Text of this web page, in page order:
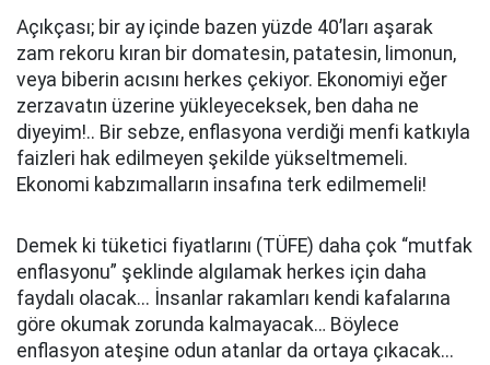
Açıkçası; bir ay içinde bazen yüzde 40’ları aşarak
zam rekoru kıran bir domatesin, patatesin, limonun,
veya biberin acısını herkes çekiyor. Ekonomiyi eğer
zerzavatın üzerine yükleyeceksek, ben daha ne
diyeyim!.. Bir sebze, enflasyona verdiği menfi katkıyla
faizleri hak edilmeyen şekilde yükseltmemeli.
Ekonomi kabzımalların insafına terk edilmemeli!
Demek ki tüketici fiyatlarını (TÜFE) daha çok “mutfak
enflasyonu” şeklinde algılamak herkes için daha
faydalı olacak... İnsanlar rakamları kendi kafalarına
göre okumak zorunda kalmayacak… Böylece
enflasyon ateşine odun atanlar da ortaya çıkacak...